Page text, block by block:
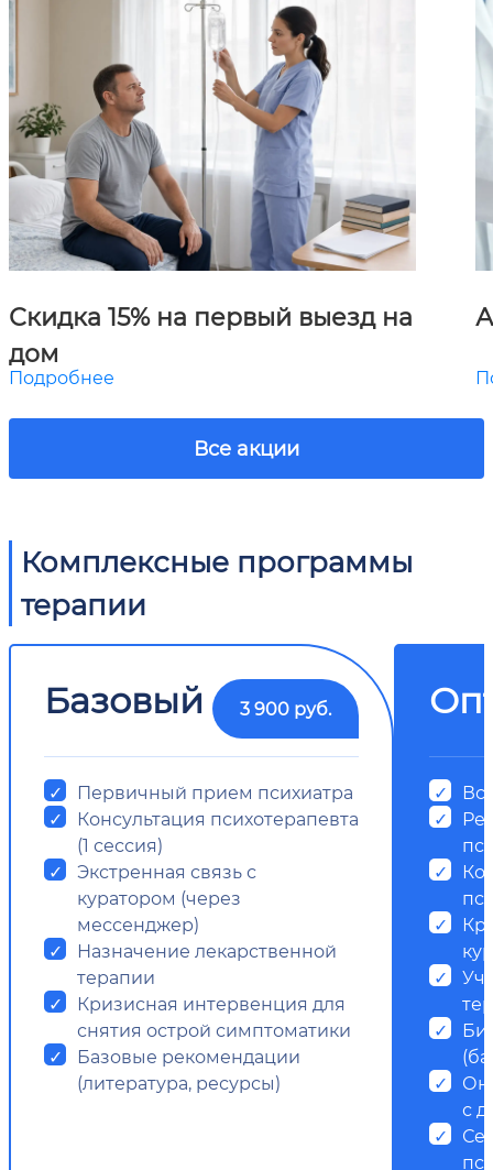
Скидка 15% на первый выезд на
дом
Подробнее
Все акции
Комплексные программы
терапии
Базовый 3 900 руб.
Первичный прием психиатра
Консультация психотерапевта
(1 сессия)
Экстренная связь с
куратором (через
мессенджер)
Назначение лекарственной
терапии
Кризисная интервенция для
снятия острой симптоматики
Базовые рекомендации
(литература, ресурсы)
с